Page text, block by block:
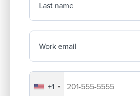
Last name
Work email
Your company's phone number
+1